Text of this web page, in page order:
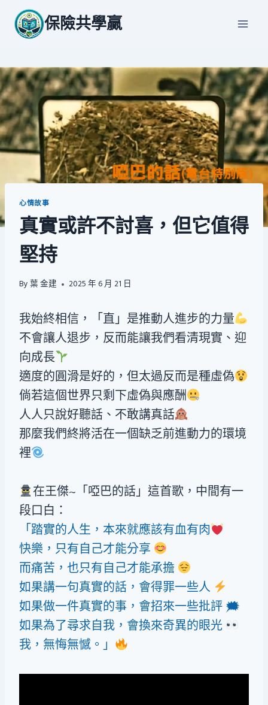
content
保險共學贏
心情故事
真實或許不討喜，但它值得
堅持
By 葉 金建 2025 年 6 月 21 日
我始終相信，「直」是推動人進步的力量
不會讓人退步，反而能讓我們看清現實、迎
向成長
適度的圓滑是好的，但太過反而是種虛偽
倘若這個世界只剩下虛偽與應酬
人人只說好聽話、不敢講真話
那麼我們終將活在一個缺乏前進動力的環境
裡
在王傑~「啞巴的話」這首歌，中間有一
段口白：
「踏實的人生，本來就應該有血有肉
快樂，只有自己才能分享
而痛苦，也只有自己才能承擔
如果講一句真實的話，會得罪一些人
如果做一件真實的事，會招來一些批評 🗯
如果為了尋求自我，會換來奇異的眼光
我，無悔無憾。」